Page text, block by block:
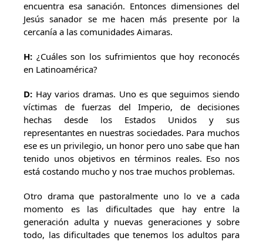
encuentra esa sanación. Entonces dimensiones del
Jesús sanador se me hacen más presente por la
cercanía a las comunidades Aimaras.
H: ¿Cuáles son los sufrimientos que hoy reconocés
en Latinoamérica?
D: Hay varios dramas. Uno es que seguimos siendo
víctimas de fuerzas del Imperio, de decisiones
hechas desde los Estados Unidos y sus
representantes en nuestras sociedades. Para muchos
ese es un privilegio, un honor pero uno sabe que han
tenido unos objetivos en términos reales. Eso nos
está costando mucho y nos trae muchos problemas.
Otro drama que pastoralmente uno lo ve a cada
momento es las dificultades que hay entre la
generación adulta y nuevas generaciones y sobre
todo, las dificultades que tenemos los adultos para